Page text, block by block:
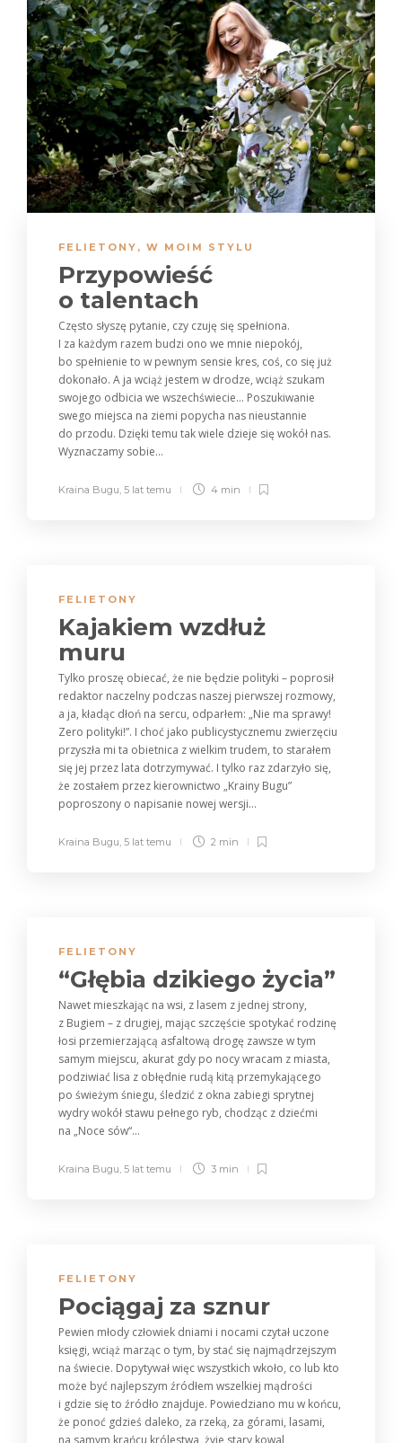
FELIETONY , W MOIM STYLU
Przypowieść
o talentach
Często słyszę pytanie, czy czuję się spełniona.
I za każdym razem budzi ono we mnie niepokój,
bo spełnienie to w pewnym sensie kres, coś, co się już
dokonało. A ja wciąż jestem w drodze, wciąż szukam
swojego odbicia we wszechświecie… Poszukiwanie
swego miejsca na ziemi popycha nas nieustannie
do przodu. Dzięki temu tak wiele dzieje się wokół nas.
Wyznaczamy sobie...
Kraina Bugu, 5 lat temu 4 min
FELIETONY
Kajakiem wzdłuż
muru
Tylko proszę obiecać, że nie będzie polityki – poprosił
redaktor naczelny podczas naszej pierwszej rozmowy,
a ja, kładąc dłoń na sercu, odparłem: „Nie ma sprawy!
Zero polityki!”. I choć jako publicystycznemu zwierzęciu
przyszła mi ta obietnica z wielkim trudem, to starałem
się jej przez lata dotrzymywać. I tylko raz zdarzyło się,
że zostałem przez kierownictwo „Krainy Bugu”
poproszony o napisanie nowej wersji...
Kraina Bugu, 5 lat temu 2 min
FELIETONY
“Głębia dzikiego życia”
Nawet mieszkając na wsi, z lasem z jednej strony,
z Bugiem – z drugiej, mając szczęście spotykać rodzinę
łosi przemierzającą asfaltową drogę zawsze w tym
samym miejscu, akurat gdy po nocy wracam z miasta,
podziwiać lisa z obłędnie rudą kitą przemykającego
po świeżym śniegu, śledzić z okna zabiegi sprytnej
wydry wokół stawu pełnego ryb, chodząc z dziećmi
na „Noce sów“...
Kraina Bugu, 5 lat temu 3 min
FELIETONY
Pociągaj za sznur
Pewien młody człowiek dniami i nocami czytał uczone
księgi, wciąż marząc o tym, by stać się najmądrzejszym
na świecie. Dopytywał więc wszystkich wkoło, co lub kto
może być najlepszym źródłem wszelkiej mądrości
i gdzie się to źródło znajduje. Powiedziano mu w końcu,
że ponoć gdzieś daleko, za rzeką, za górami, lasami,
na samym krańcu królestwa, żyje stary kowal,